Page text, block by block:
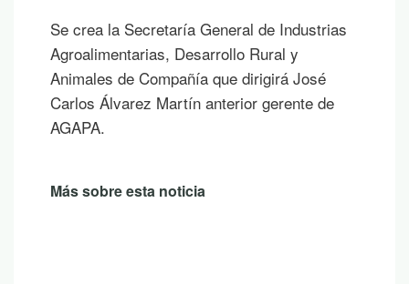
Se crea la Secretaría General de Industrias
Agroalimentarias, Desarrollo Rural y
Animales de Compañía que dirigirá José
Carlos Álvarez Martín anterior gerente de
AGAPA.
Más sobre esta noticia